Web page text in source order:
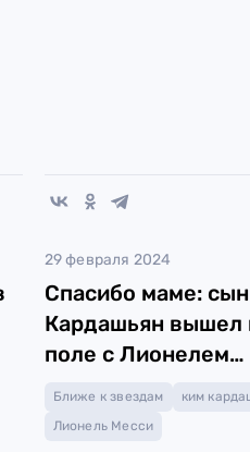
29 февраля 2024
Спасибо маме:
Кардашьян вышел
поле с Лионелем
Месси
Ближе к звездам
ким
Лионель Месси